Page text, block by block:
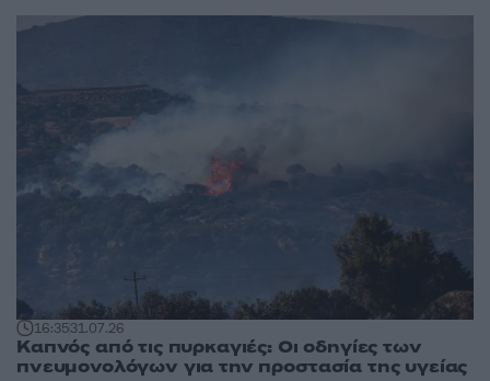
16:3531.07.26
Καπνός από τις πυρκαγιές: Οι οδηγίες των
πνευμονολόγων για την προστασία της υγείας